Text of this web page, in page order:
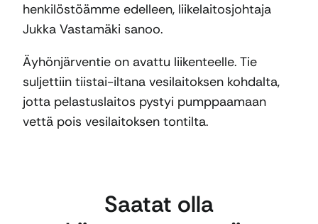
henkilöstöämme edelleen, liikelaitosjohtaja
Jukka Vastamäki sanoo.
Äyhönjärventie on avattu liikenteelle. Tie
suljettiin tiistai-iltana vesilaitoksen kohdalta,
jotta pelastuslaitos pystyi pumppaamaan
vettä pois vesilaitoksen tontilta.
Saatat olla